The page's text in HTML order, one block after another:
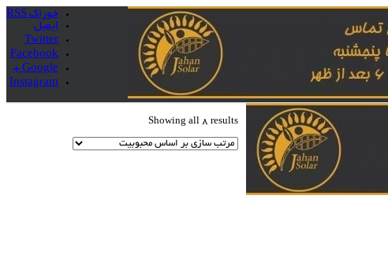
خوراک RSS
ایمیل
Twitter
Facebook
Google +
Instagram
Showing all 8 results